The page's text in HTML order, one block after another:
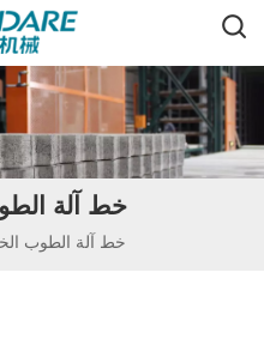
خط آلة
خط آلة الطوب